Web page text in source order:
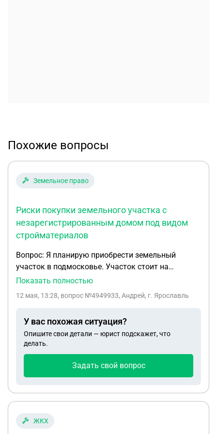
Похожие вопросы
Земельное право
Риски покупки земельного участка с
незарегистрированным домом под видом
стройматериалов
Вопрос: Я планирую приобрести земельный
участок в подмосковье. Участок стоит на
кадастре (продавец предоставил данные, все
построен дом (двухэтажный, площадь 160
водоснабжение из скважины, каркасный, на
сваях). Продавец дом не регистрировал. Перед
продажей не делал этого, т.к. построен дом
продажу недвижимости. Продавец предлагает
(согласно закону я приобретаю и все что
виде хозблока или стройматериалов (но я не
Показать полностью
12 мая, 13:28, вопрос №4949933, Андрей, г. Ярославль
У вас похожая ситуация?
Опишите свои детали — юрист подскажет, что
делать.
Задать свой вопрос
ЖКХ